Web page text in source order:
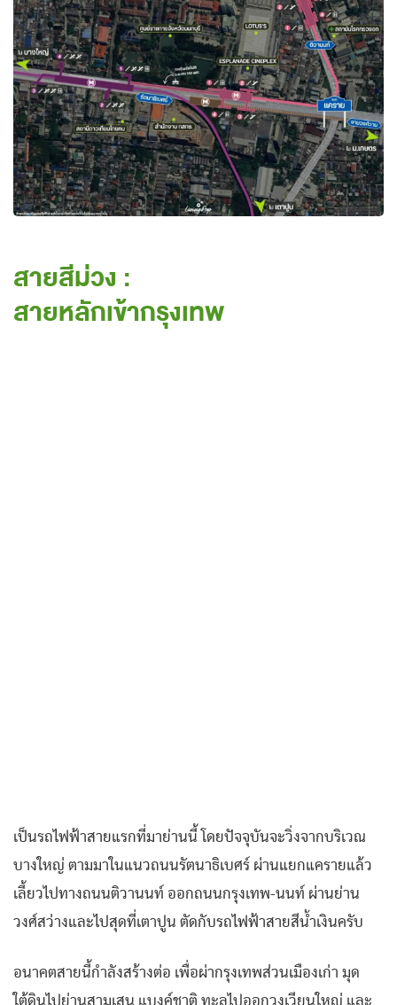
สายสีม่วง :
สายหลักเข้ากรุงเทพ
เป็นรถไฟฟ้าสายแรกที่มาย่านนี้ โดยปัจจุบันจะวิ่งจากบริเวณ
บางใหญ่ ตามมาในแนวถนนรัตนาธิเบศร์ ผ่านแยกแครายแล้ว
เลี้ยวไปทางถนนติวานนท์ ออกถนนกรุงเทพ-นนท์ ผ่านย่าน
วงศ์สว่างและไปสุดที่เตาปูน ตัดกับรถไฟฟ้าสายสีน้ำเงินครับ
อนาคตสายนี้กำลังสร้างต่อ เพื่อผ่ากรุงเทพส่วนเมืองเก่า มุด
ใต้ดินไปย่านสามเสน แบงค์ชาติ ทะลุไปออกวงเวียนใหญ่ และ